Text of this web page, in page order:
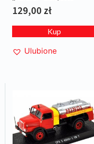
129,00 zł
Kup
Ulubione